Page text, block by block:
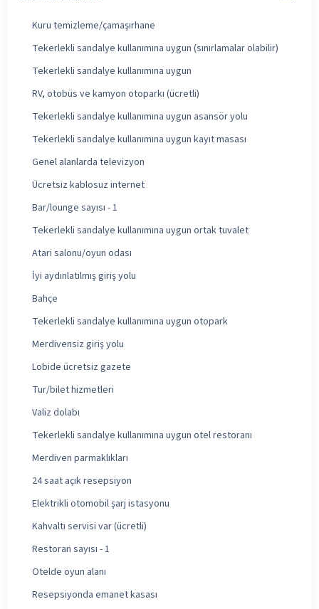
Kuru temizleme/çamaşırhane
Tekerlekli sandalye kullanımına uygun (sınırlamalar olabilir)
Tekerlekli sandalye kullanımına uygun
RV, otobüs ve kamyon otoparkı (ücretli)
Tekerlekli sandalye kullanımına uygun asansör yolu
Tekerlekli sandalye kullanımına uygun kayıt masası
Genel alanlarda televizyon
Ücretsiz kablosuz internet
Bar/lounge sayısı - 1
Tekerlekli sandalye kullanımına uygun ortak tuvalet
Atari salonu/oyun odası
İyi aydınlatılmış giriş yolu
Bahçe
Tekerlekli sandalye kullanımına uygun otopark
Merdivensiz giriş yolu
Lobide ücretsiz gazete
Tur/bilet hizmetleri
Valiz dolabı
Tekerlekli sandalye kullanımına uygun otel restoranı
Merdiven parmaklıkları
24 saat açık resepsiyon
Elektrikli otomobil şarj istasyonu
Kahvaltı servisi var (ücretli)
Restoran sayısı - 1
Otelde oyun alanı
Resepsiyonda emanet kasası